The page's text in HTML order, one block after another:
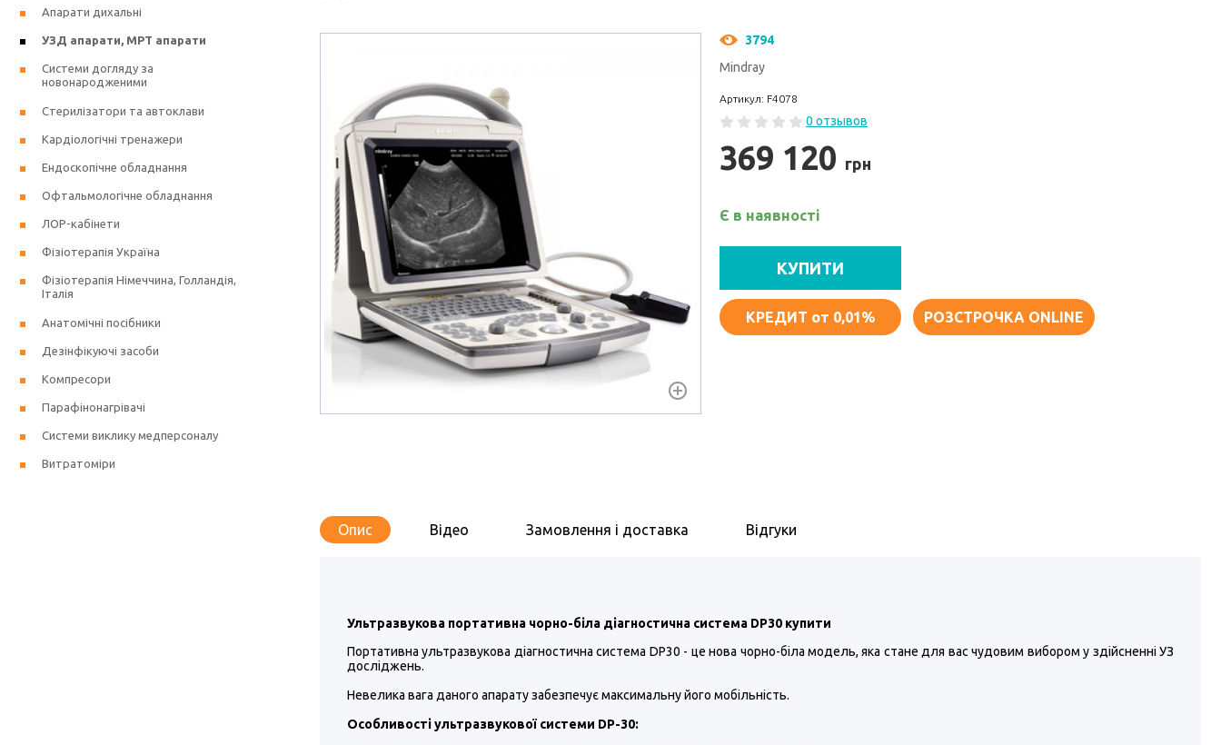
3794
Mindray
Артикул: F4078
0 отзывов
369 120 грн
Є в наявності
КУПИТИ
КРЕДИТ от 0,01% РОЗСТРОЧКА ONLINE
Опис Відео Замовлення і доставка Відгуки
Ультразвукова портативна чорно-біла діагностична система DP30 купити
Портативна ультразвукова діагностична система DP30 - це нова чорно-біла модель, яка стане для вас чудовим вибором у здійсненні УЗ
досліджень.
Невелика вага даного апарату забезпечує максимальну його мобільність.
Особливості ультразвукової системи DP-30:
Апарати дихальні
УЗД апарати, МРТ апарати
Системи догляду за
новонародженими
Стерилізатори та автоклави
Кардіологічні тренажери
Ендоскопічне обладнання
Офтальмологічне обладнання
ЛОР-кабінети
Фізіотерапія Україна
Фізіотерапія Німеччина, Голландія,
Італія
Анатомічні посібники
Дезінфікуючі засоби
Компресори
Парафінонагрівачі
Системи виклику медперсоналу
Витратоміри